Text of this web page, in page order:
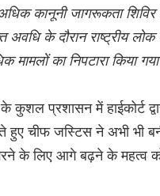
कानूनी जागरूकता
अवधि के दौरान राष्ट्रीय लोक
का निपटारा किया
कुशल प्रशासन में हाईकोर्ट
हुए चीफ जस्टिस ने अभी भी
के लिए आगे बढ़ने के महत्व